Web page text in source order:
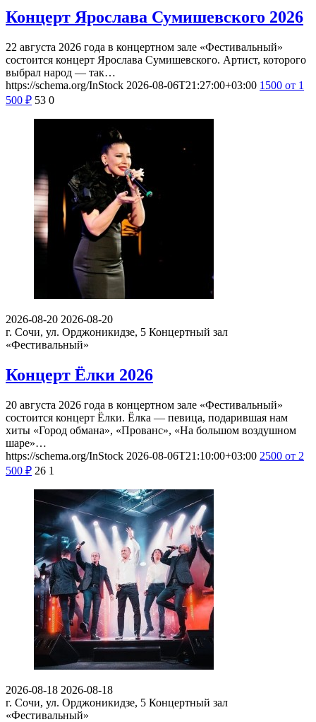
Концерт Ярослава Сумишевского 2026
22 августа 2026 года в концертном зале «Фестивальный»
состоится концерт Ярослава Сумишевского. Артист, которого
выбрал народ — так…
https://schema.org/InStock 2026-08-06T21:27:00+03:00 1500 от 1
500 ₽ 53 0
2026-08-20 2026-08-20
г. Сочи, ул. Орджоникидзе, 5 Концертный зал
«Фестивальный»
Концерт Ёлки 2026
20 августа 2026 года в концертном зале «Фестивальный»
состоится концерт Ёлки. Ёлка — певица, подарившая нам
хиты «Город обмана», «Прованс», «На большом воздушном
шаре»…
https://schema.org/InStock 2026-08-06T21:10:00+03:00 2500 от 2
500 ₽ 26 1
2026-08-18 2026-08-18
г. Сочи, ул. Орджоникидзе, 5 Концертный зал
«Фестивальный»